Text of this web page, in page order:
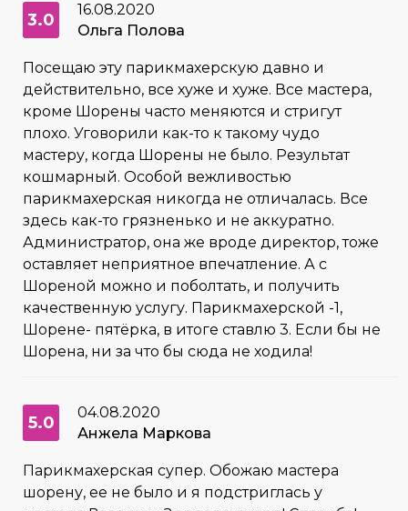
3.0
16.08.2020
Ольга Полова
Посещаю эту парикмахерскую давно и
действительно, все хуже и хуже. Все мастера,
кроме Шорены часто меняются и стригут
плохо. Уговорили как-то к такому чудо
мастеру, когда Шорены не было. Результат
кошмарный. Особой вежливостью
парикмахерская никогда не отличалась. Все
здесь как-то грязненько и не аккуратно.
Администратор, она же вроде директор, тоже
оставляет неприятное впечатление. А с
Шореной можно и поболтать, и получить
качественную услугу. Парикмахерской -1,
Шорене- пятёрка, в итоге ставлю 3. Если бы не
Шорена, ни за что бы сюда не ходила!
5.0
04.08.2020
Анжела Маркова
Парикмахерская супер. Обожаю мастера
шорену, ее не было и я подстриглась у